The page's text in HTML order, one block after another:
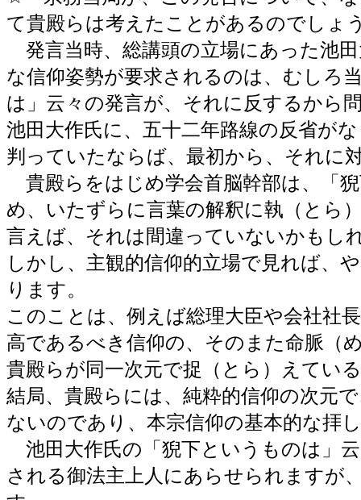
て貴殿らは考えたことがあるのでしょ
発言当時、総講頭の立場にあった池
な信仰姿勢が要求されるのは、むしろ
は」云々の発言が、それに反するから
池田大作氏に、五十二年路線の反省が
判っていたならば、最初から、それに
貴殿らをはじめ学会首脳幹部は、「
め、いたずらに言葉の解釈に執（とら
言えば、それは間違っていないかもし
しかし、主観的信仰的立場で見れば、
ります。
このことは、例えば総理大臣や会社社
高であるべき信仰の、そのまた命脈（
貴殿らが同一次元で捉（とら）えてい
結局、貴殿らには、純粋的信仰の次元
ないのであり、本宗信仰の基本的な拝
池田大作氏の「猊下というものは」
される御法主上人にあらせられますが